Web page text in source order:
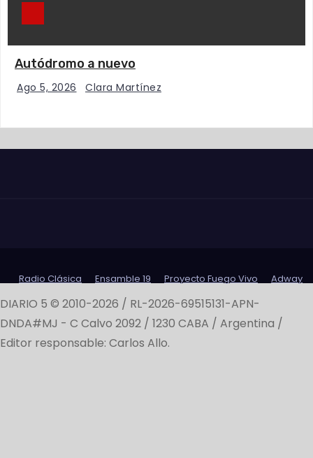
Autódromo a nuevo
Ago 5, 2026 Clara Martínez
Radio Clásica Ensamble 19 Proyecto Fuego Vivo Adway
DIARIO 5 © 2010-2026 / RL-2026-69515131-APN-
DNDA#MJ - C Calvo 2092 / 1230 CABA / Argentina /
Editor responsable: Carlos Allo.